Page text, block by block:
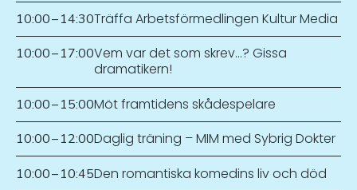
10:00–14:30Träffa Arbetsförmedlingen Kultur Media
10:00–17:00Vem var det som skrev…? Gissa
dramatikern!
10:00–15:00Möt framtidens skådespelare
10:00–12:00Daglig träning – MIM med Sybrig Dokter
10:00–10:45Den romantiska komedins liv och död